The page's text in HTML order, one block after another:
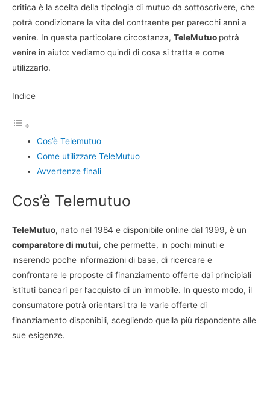
critica è la scelta della tipologia di mutuo da sottoscrivere, che
potrà condizionare la vita del contraente per parecchi anni a
venire. In questa particolare circostanza, TeleMutuo potrà
venire in aiuto: vediamo quindi di cosa si tratta e come
utilizzarlo.
Indice
Cos’è Telemutuo
Come utilizzare TeleMutuo
Avvertenze finali
Cos’è Telemutuo
TeleMutuo, nato nel 1984 e disponibile online dal 1999, è un
comparatore di mutui, che permette, in pochi minuti e
inserendo poche informazioni di base, di ricercare e
confrontare le proposte di finanziamento offerte dai principiali
istituti bancari per l’acquisto di un immobile. In questo modo, il
consumatore potrà orientarsi tra le varie offerte di
finanziamento disponibili, scegliendo quella più rispondente alle
sue esigenze.